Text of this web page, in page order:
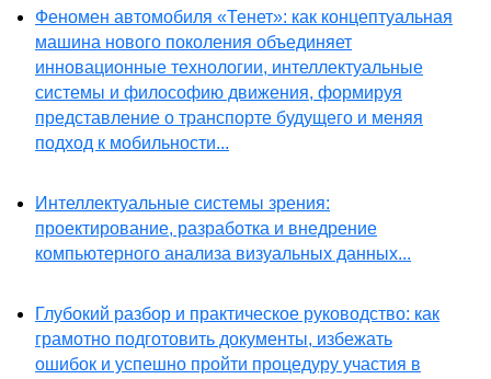
Феномен автомобиля «Тенет»: как концептуальная
машина нового поколения объединяет
инновационные технологии, интеллектуальные
системы и философию движения, формируя
представление о транспорте будущего и меняя
подход к мобильности...
Интеллектуальные системы зрения:
проектирование, разработка и внедрение
компьютерного анализа визуальных данных...
Глубокий разбор и практическое руководство: как
грамотно подготовить документы, избежать
ошибок и успешно пройти процедуру участия в